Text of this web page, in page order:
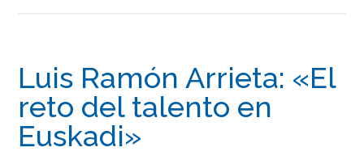
Luis Ramón Arrieta: «El
reto del talento en
Euskadi»